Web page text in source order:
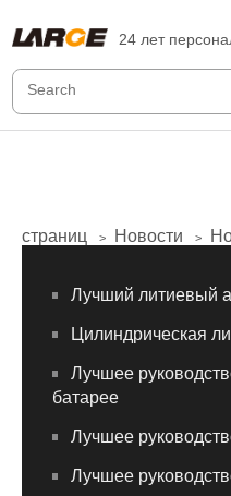
24 лет
страниц > Новости >
Лучший литиевый
Цилиндрическая
Лучшее
батарее
Лучшее
Лучшее